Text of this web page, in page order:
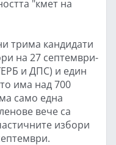
"кмет на
трима кандидати
на 27 септември-
и ДПС) и един
има над 700
само една
вече са
избори